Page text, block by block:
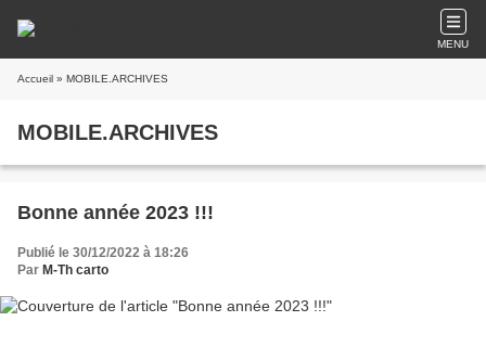
MENU
Accueil » MOBILE.ARCHIVES
MOBILE.ARCHIVES
Bonne année 2023 !!!
Publié le 30/12/2022 à 18:26
Par M-Th carto